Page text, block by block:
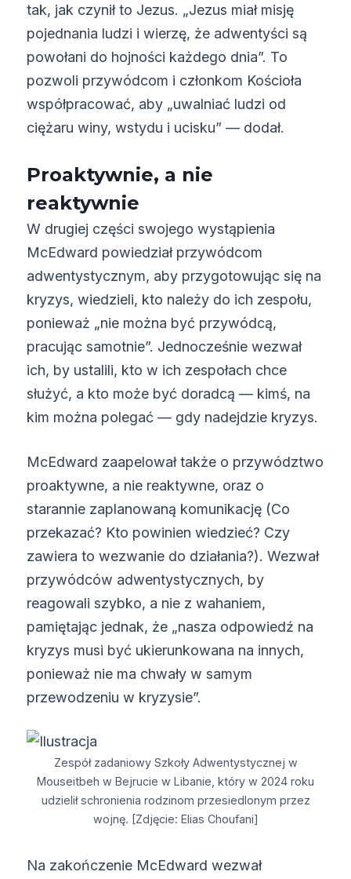
tak, jak czynił to Jezus. „Jezus miał misję
pojednania ludzi i wierzę, że adwentyści są
powołani do hojności każdego dnia”. To
pozwoli przywódcom i członkom Kościoła
współpracować, aby „uwalniać ludzi od
ciężaru winy, wstydu i ucisku” — dodał.
Proaktywnie, a nie
reaktywnie
W drugiej części swojego wystąpienia
McEdward powiedział przywódcom
adwentystycznym, aby przygotowując się na
kryzys, wiedzieli, kto należy do ich zespołu,
ponieważ „nie można być przywódcą,
pracując samotnie”. Jednocześnie wezwał
ich, by ustalili, kto w ich zespołach chce
służyć, a kto może być doradcą — kimś, na
kim można polegać — gdy nadejdzie kryzys.
McEdward zaapelował także o przywództwo
proaktywne, a nie reaktywne, oraz o
starannie zaplanowaną komunikację (Co
przekazać? Kto powinien wiedzieć? Czy
zawiera to wezwanie do działania?). Wezwał
przywódców adwentystycznych, by
reagowali szybko, a nie z wahaniem,
pamiętając jednak, że „nasza odpowiedź na
kryzys musi być ukierunkowana na innych,
ponieważ nie ma chwały w samym
przewodzeniu w kryzysie”.
Zespół zadaniowy Szkoły Adwentystycznej w
Mouseitbeh w Bejrucie w Libanie, który w 2024 roku
udzielił schronienia rodzinom przesiedlonym przez
wojnę. [Zdjęcie: Elias Choufani]
Na zakończenie McEdward wezwał